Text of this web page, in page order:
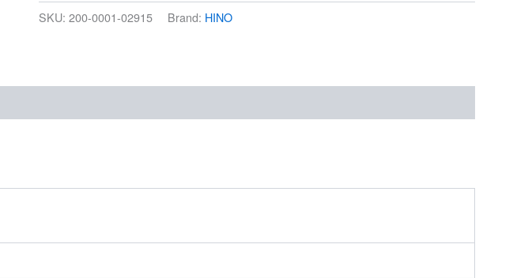
SKU: 200-0001-02915 Brand: HINO